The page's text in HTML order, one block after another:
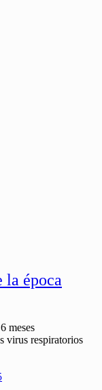
la época
meses
virus respiratorios